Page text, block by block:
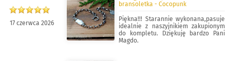
17 czerwca 2026
bransoletka - Cocopunk
Piękna!!! Starannie wykonana,pasuje
idealnie z naszyjnikiem zakupionym
do kompletu. Dziękuję bardzo Pani
Magdo.